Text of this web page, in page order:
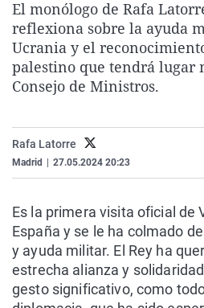
El monólogo de Rafa
reflexiona sobre la ayuda
Ucrania y el
palestino que tendrá lugar
Consejo de Ministros.
Rafa Latorre
Madrid 27.05.2024 20:23
Es la primera visita oficial de
España y se le ha colmado
y ayuda militar. El Rey ha
estrecha alianza y
gesto significativo, como